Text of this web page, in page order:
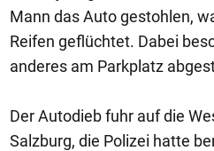
Mann das Auto gestohlen,
Reifen geflüchtet. Dabei
anderes am Parkplatz
Der Autodieb fuhr auf die
Salzburg, die Polizei hatte